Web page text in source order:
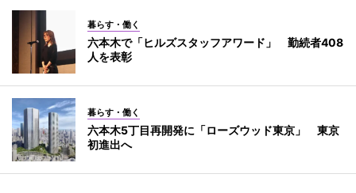
暮らす・働く
六本木で「ヒルズスタッフアワード」 勤続者408
人を表彰
暮らす・働く
六本木5丁目再開発に「ローズウッド東京」 東京
初進出へ